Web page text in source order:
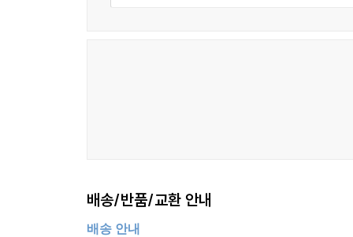
배송/반품/교환 안내
배송 안내